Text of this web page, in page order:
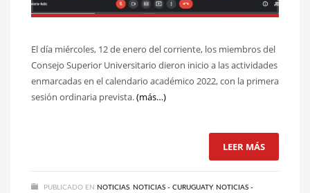
El día miércoles, 12 de enero del corriente, los miembros del
Consejo Superior Universitario dieron inicio a las actividades
enmarcadas en el calendario académico 2022, con la primera
sesión ordinaria prevista.(más…)
LEER MÁS
PUBLICADO EN NOTICIAS NOTICIAS - CURUGUATY, NOTICIAS -